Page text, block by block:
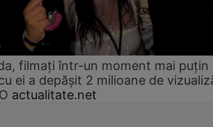
filmați într-un moment mai puțin
ei a depășit 2 milioane de
actualitate.net